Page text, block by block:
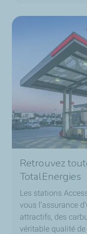
Retrouvez
TotalEnergies
Les stations
vous l’assurance
attractifs, des
véritable qualité de